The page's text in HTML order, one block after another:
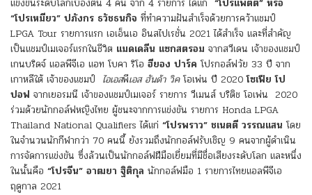
แข่งขันระดับโลกเบื้องต้น 4 คน จาก 4 รายการ ได้แก่ “โปรแพตตี้” หรือ
“โปรเหมียว” ปภังกร ธวัชธนกิจ ที่ทำความฝันสำเร็จด้วยการคว้าแชมป์
LPGA Tour รายการแรก เอเอ็นเอ อินสไปเรชั่น 2021 ได้สำเร็จ และที่สำคัญ
เป็นแชมป์เมเจอร์แรกในชีวิต แมดเดลีน แซกสตรอม จากสวีเดน เจ้าของแชมป์
เกนบริดจ์ แอลพีจีเอ แอท โบคา ริโอ ฮียอง ปาร์คโปรกอล์ฟวัย 33 ปี จาก
เกาหลีใต้ เจ้าของแชมป์ ไอเอสพีเอส ฮันด้า วิคโอเพ่น ปี 2020โซเฟีย โป
ปอฟ จากเยอรมนี เจ้าของแชมป์เมเจอร์ รายการ วีเมนส์ บริติช โอเพ่น 2020
ร่วมด้วยนักกอล์ฟหญิงไทย ผู้ชนะจากการแข่งขัน รายการ Honda LPGA
Thailand National Qualifiers ได้แก่ “โปรพราว” ชเนตตี วรรณแสน โดย
ในจำนวนนักกีฬากว่า 70 คนนี้ ยังรวมถึงนักกอล์ฟรับเชิญ 9 คนจากผู้ดำเนิน
การจัดการแข่งขัน ซึ่งล้วนเป็นนักกอล์ฟฝีมือเยี่ยมที่มีชื่อเสียงระดับโลก และหนึ่ง
ในนั้นคือ “โปรจีน” อาฒยา ฐิติกุล นักกอล์ฟมือ 1 รายการไทยแอลพีจีเอ
ฤดูกาล 2021